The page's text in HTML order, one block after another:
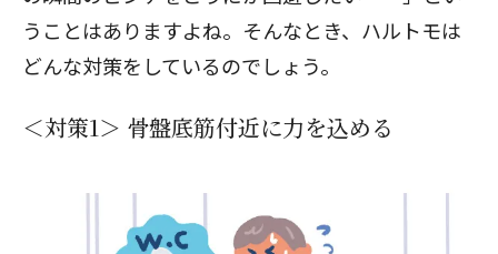
うことはありますよね。そんなとき、ハルトモは
どんな対策をしているのでしょう。
＜対策1＞ 骨盤底筋付近に力を込める